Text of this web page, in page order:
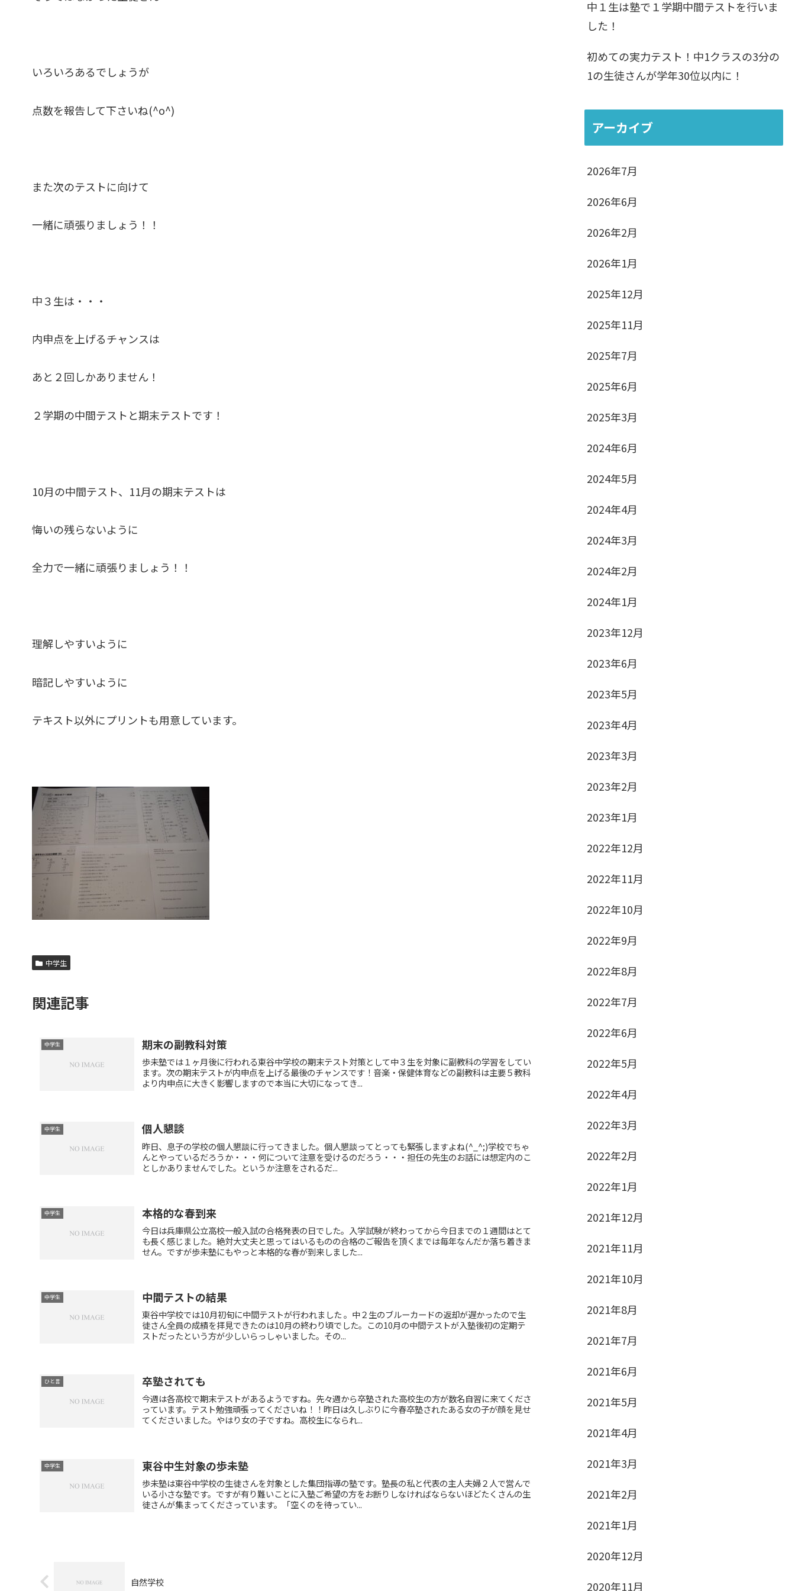
いろいろあるでしょうが
点数を報告して下さいね(^o^)
また次のテストに向けて
一緒に頑張りましょう！！
中３生は・・・
内申点を上げるチャンスは
あと２回しかありません！
２学期の中間テストと期末テストです！
10月の中間テスト、11月の期末テストは
悔いの残らないように
全力で一緒に頑張りましょう！！
理解しやすいように
暗記しやすいように
テキスト以外にプリントも用意しています。
中学生
関連記事
中学生 期末の副教科対策
歩未塾では１ヶ月後に行われる東谷中学校の期末テスト対策として中３生を対象に副教科の学習をしてい
ます。次の期末テストが内申点を上げる最後のチャンスです！音楽・保健体育などの副教科は主要５教科
より内申点に大きく影響しますので本当に大切になってき...
中学生 個人懇談
昨日、息子の学校の個人懇談に行ってきました。個人懇談ってとっても緊張しますよね(^_^;)学校でちゃ
んとやっているだろうか・・・何について注意を受けるのだろう・・・担任の先生のお話には想定内のこ
としかありませんでした。というか注意をされるだ...
中学生 本格的な春到来
今日は兵庫県公立高校一般入試の合格発表の日でした。入学試験が終わってから今日までの１週間はとて
も長く感じました。絶対大丈夫と思ってはいるものの合格のご報告を頂くまでは毎年なんだか落ち着きま
せん。ですが歩未塾にもやっと本格的な春が到来しました...
中学生 中間テストの結果
東谷中学校では10月初旬に中間テストが行われました 。中２生のブルーカードの返却が遅かったので生
徒さん全員の成績を拝見できたのは10月の終わり頃でした。この10月の中間テストが入塾後初の定期テ
ストだったという方が少しいらっしゃいました。その...
ひと言 卒塾されても
今週は各高校で期末テストがあるようですね。先々週から卒塾された高校生の方が数名自習に来てくださ
っています。テスト勉強頑張ってくださいね！！昨日は久しぶりに今春卒塾されたある女の子が顔を見せ
てくださいました。やはり女の子ですね。高校生になられ...
中学生 東谷中生対象の歩未塾
歩未塾は東谷中学校の生徒さんを対象とした集団指導の塾です。塾長の私と代表の主人夫婦２人で営んで
いる小さな塾です。ですが有り難いことに入塾ご希望の方をお断りしなければならないほどたくさんの生
徒さんが集まってくださっています。「空くのを待ってい...
自然学校
中１生は塾で１学期中間テストを行いま
した！
初めての実力テスト！中1クラスの3分の
1の生徒さんが学年30位以内に！
アーカイブ
2026年7月
2026年6月
2026年2月
2026年1月
2025年12月
2025年11月
2025年7月
2025年6月
2025年3月
2024年6月
2024年5月
2024年4月
2024年3月
2024年2月
2024年1月
2023年12月
2023年6月
2023年5月
2023年4月
2023年3月
2023年2月
2023年1月
2022年12月
2022年11月
2022年10月
2022年9月
2022年8月
2022年7月
2022年6月
2022年5月
2022年4月
2022年3月
2022年2月
2022年1月
2021年12月
2021年11月
2021年10月
2021年8月
2021年7月
2021年6月
2021年5月
2021年4月
2021年3月
2021年2月
2021年1月
2020年12月
2020年11月